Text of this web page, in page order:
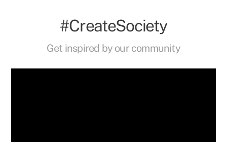
#CreateSociety
Get inspired by our community